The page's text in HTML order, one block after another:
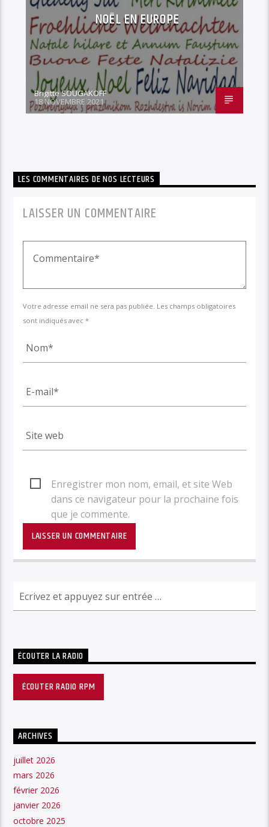
NOËL EN EUROPE
Brigitte SOUGAKOFF
18 NOVEMBRE 2021
LES COMMENTAIRES DE NOS LECTEURS
LAISSER UN COMMENTAIRE
Votre adresse email ne sera pas publiée. Les champs obligatoires
sont indiqués avec *
Enregistrer mon nom, email, et site Web
dans ce navigateur pour la prochaine fois
que je commente.
ÉCOUTER LA RADIO
ÉCOUTER RADIO RPM
ARCHIVES
juillet 2026
mars 2026
février 2026
janvier 2026
octobre 2025